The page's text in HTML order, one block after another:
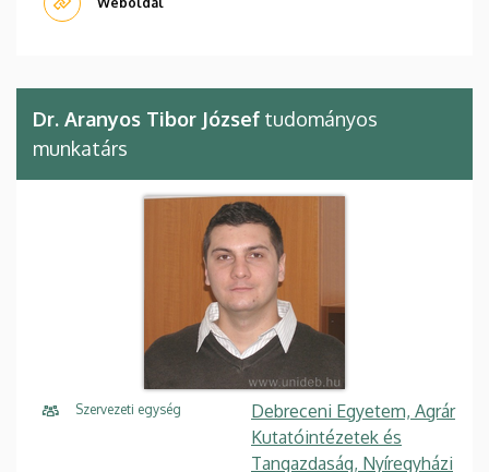
Dr. Aranyos Tibor József tudományos
munkatárs
Szervezeti egység
Debreceni Egyetem, Agrár
Kutatóintézetek és
Tangazdaság, Nyíregyházi